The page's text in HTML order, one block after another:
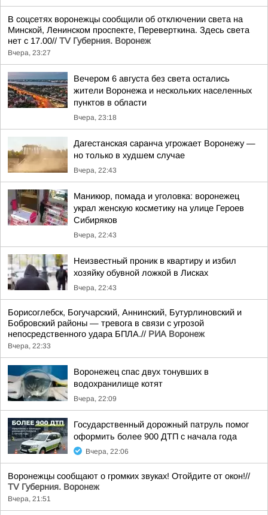
В соцсетях воронежцы сообщили об отключении света на
Минской, Ленинском проспекте, Переверткина. Здесь света
нет с 17.00// TV Губерния. Воронеж
Вчера, 23:27
Вечером 6 августа без света остались
жители Воронежа и нескольких населенных
пунктов в области
Вчера, 23:18
Дагестанская саранча угрожает Воронежу —
но только в худшем случае
Вчера, 22:43
Маникюр, помада и уголовка: воронежец
украл женскую косметику на улице Героев
Сибиряков
Вчера, 22:43
Неизвестный проник в квартиру и избил
хозяйку обувной ложкой в Лисках
Вчера, 22:43
Борисоглебск, Богучарский, Аннинский, Бутурлиновский и
Бобровский районы — тревога в связи с угрозой
непосредственного удара БПЛА.// РИА Воронеж
Вчера, 22:33
Воронежец спас двух тонувших в
водохранилище котят
Вчера, 22:09
Государственный дорожный патруль помог
оформить более 900 ДТП с начала года
Вчера, 22:06
Воронежцы сообщают о громких звуках! Отойдите от окон!//
TV Губерния. Воронеж
Вчера, 21:51